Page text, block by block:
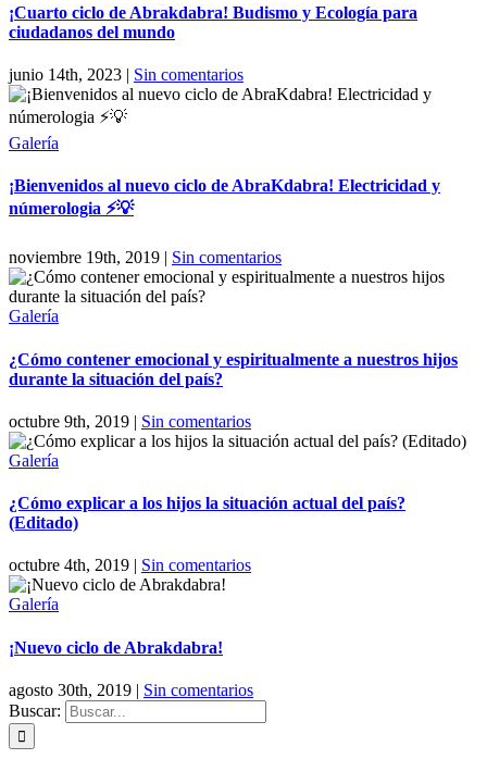
¡Cuarto ciclo de Abrakdabra! Budismo y Ecología para
ciudadanos del mundo
junio 14th, 2023 | Sin comentarios
Galería
¡Bienvenidos al nuevo ciclo de AbraKdabra! Electricidad y
númerologia ⚡💡
noviembre 19th, 2019 | Sin comentarios
Galería
¿Cómo contener emocional y espiritualmente a nuestros hijos
durante la situación del país?
octubre 9th, 2019 | Sin comentarios
Galería
¿Cómo explicar a los hijos la situación actual del país?
(Editado)
octubre 4th, 2019 Sin comentarios
Galería
¡Nuevo ciclo de Abrakdabra!
agosto 30th, 2019 | Sin comentarios
Buscar: